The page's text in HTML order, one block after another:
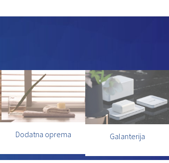
Dodatna oprema Galanterija